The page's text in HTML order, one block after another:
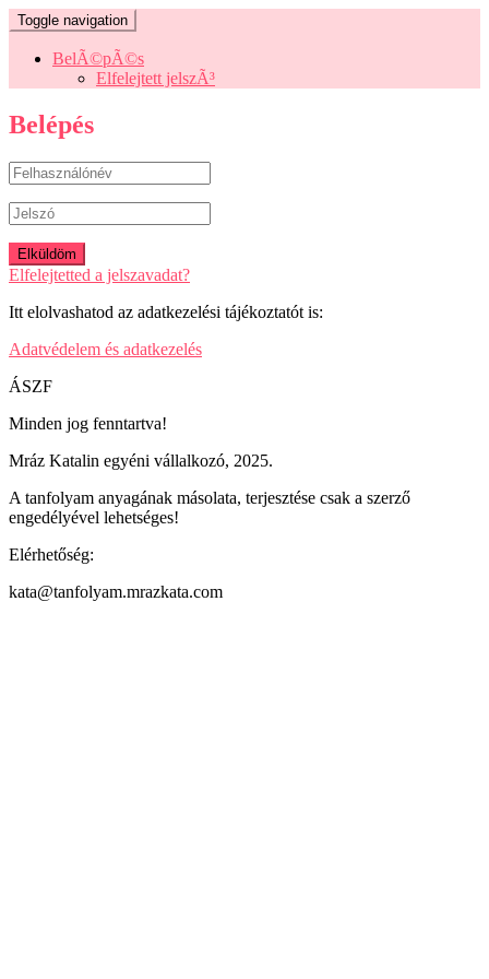
Toggle navigation
BelÃ©pÃ©s
Elfelejtett jelszÃ³
Belépés
Elfelejtetted a jelszavadat?
Itt elolvashatod az adatkezelési tájékoztatót is:
Adatvédelem és adatkezelés
ÁSZF
Minden jog fenntartva!
Mráz Katalin egyéni vállalkozó, 2025.
A tanfolyam anyagának másolata, terjesztése csak a szerző
engedélyével lehetséges!
Elérhetőség:
kata@tanfolyam.mrazkata.com